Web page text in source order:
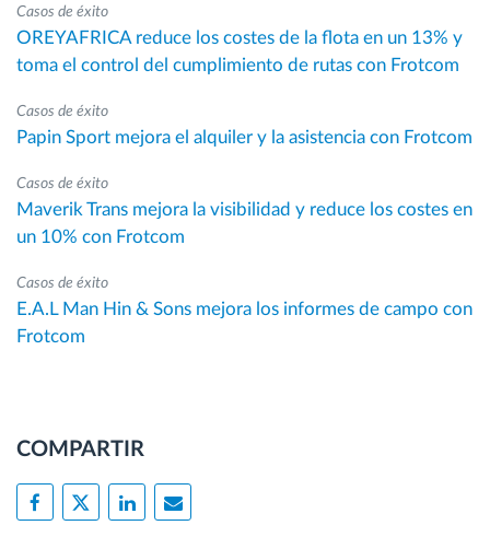
Casos de éxito
OREYAFRICA reduce los costes de la flota en un 13% y
toma el control del cumplimiento de rutas con Frotcom
Casos de éxito
Papin Sport mejora el alquiler y la asistencia con Frotcom
Casos de éxito
Maverik Trans mejora la visibilidad y reduce los costes en
un 10% con Frotcom
Casos de éxito
E.A.L Man Hin & Sons mejora los informes de campo con
Frotcom
COMPARTIR